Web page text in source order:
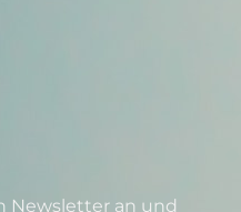
Newsletter an und